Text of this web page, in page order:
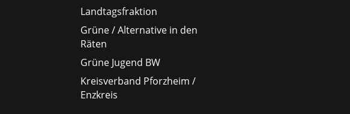
Landtagsfraktion
Grüne / Alternative in den
Räten
Grüne Jugend BW
Kreisverband Pforzheim /
Enzkreis